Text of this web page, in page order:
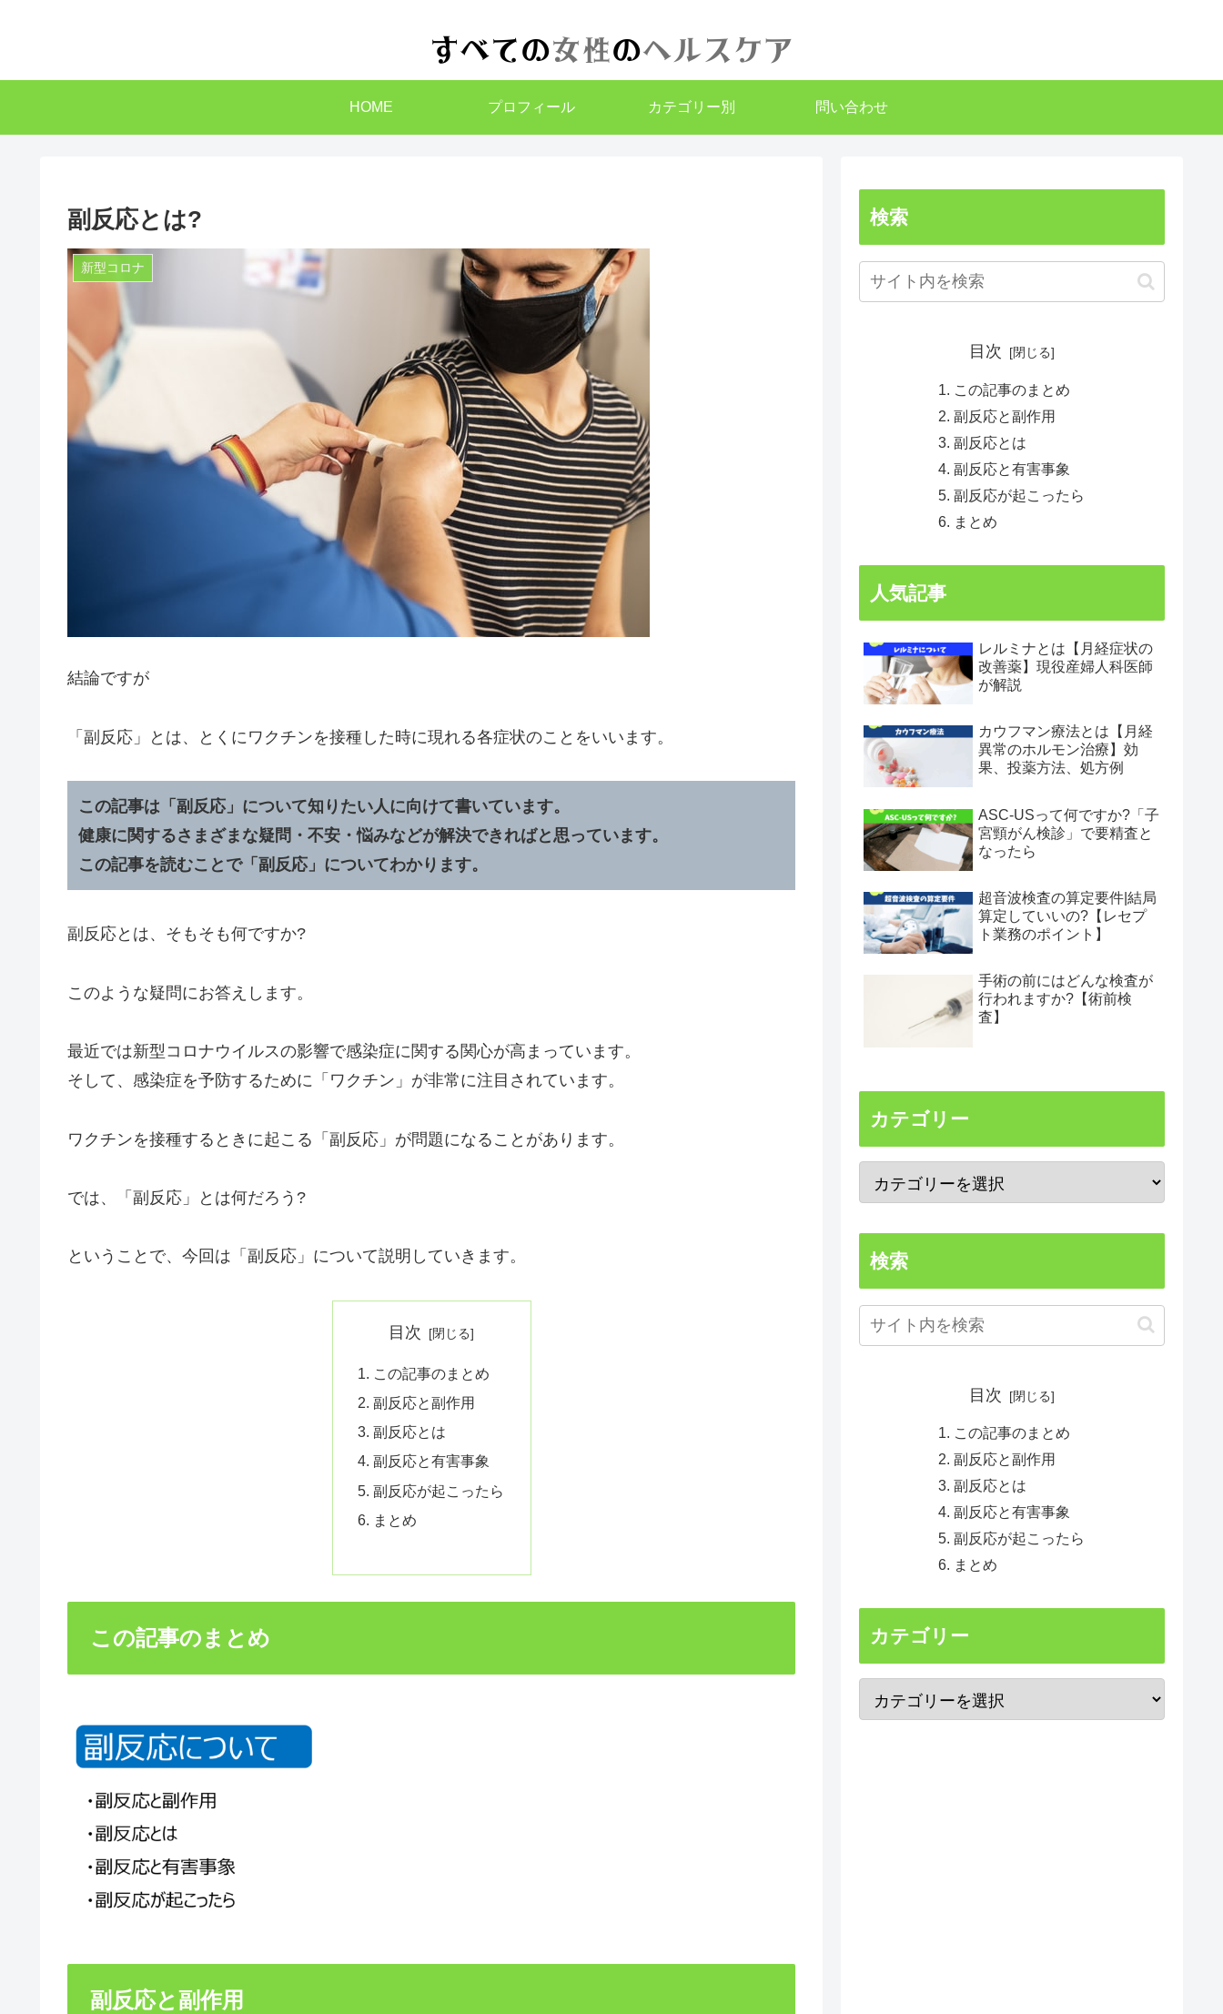
HOME プロフィール カテゴリー別 問い合わせ
副反応とは?
新型コロナ
結論ですが
「副反応」とは、とくにワクチンを接種した時に現れる各症状のことをいいます。
この記事は「副反応」について知りたい人に向けて書いています。
健康に関するさまざまな疑問・不安・悩みなどが解決できればと思っています。
この記事を読むことで「副反応」についてわかります。
副反応とは、そもそも何ですか?
このような疑問にお答えします。
最近では新型コロナウイルスの影響で感染症に関する関心が高まっています。
そして、感染症を予防するために「ワクチン」が非常に注目されています。
ワクチンを接種するときに起こる「副反応」が問題になることがあります。
では、「副反応」とは何だろう?
ということで、今回は「副反応」について説明していきます。
目次
この記事のまとめ
副反応と副作用
副反応とは
副反応と有害事象
副反応が起こったら
まとめ
この記事のまとめ
副反応と副作用
検索
目次
この記事のまとめ
副反応と副作用
副反応とは
副反応と有害事象
副反応が起こったら
まとめ
人気記事
レルミナとは【月経症状の
改善薬】現役産婦人科医師
が解説
カウフマン療法とは【月経
異常のホルモン治療】効
果、投薬方法、処方例
ASC-USって何ですか?「子
宮頸がん検診」で要精査と
なったら
超音波検査の算定要件|結局
算定していいの?【レセプ
ト業務のポイント】
手術の前にはどんな検査が
行われますか?【術前検
査】
カテゴリー
検索
目次
この記事のまとめ
副反応と副作用
副反応とは
副反応と有害事象
副反応が起こったら
まとめ
カテゴリー